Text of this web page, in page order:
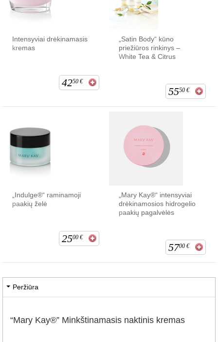
Intensyviai drėkinamasis
kremas
4250 €
„Satin Body“ kūno
priežiūros rinkinys –
White Tea & Citrus
5550 €
„Indulge®“ raminamoji
paakių želė
2500 €
„Mary Kay®“ intensyviai
drėkinamosios hidrogelio
paakių pagalvėlės
5700 €
Peržiūra
“Mary Kay®” Minkštinamasis naktinis kremas